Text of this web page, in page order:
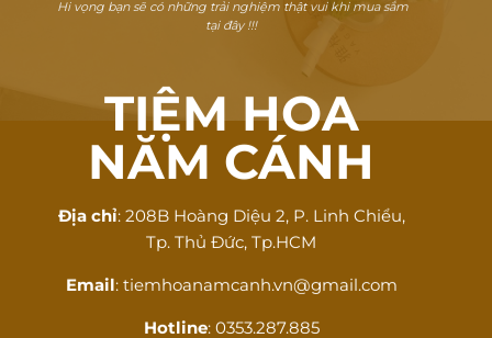
Hi vọng bạn sẽ có những trải nghiệm thật vui khi mua sắm
tại đây !!!
TIỆM HOA
NĂM CÁNH
Địa chỉ: 208B Hoàng Diệu 2, P. Linh Chiểu,
Tp. Thủ Đức, Tp.HCM
Email: tiemhoanamcanh.vn@gmail.com
Hotline: 0353.287.885